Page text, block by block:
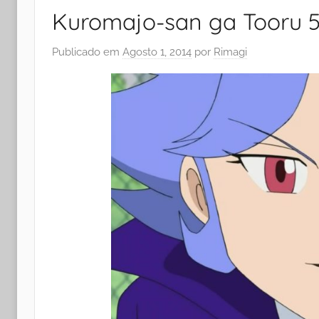
Kuromajo-san ga Tooru
Publicado em Agosto 1, 2014 por Rimagi